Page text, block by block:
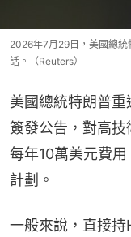
2026年7月29日，美國總
話。（Reuters）
美國總統特朗普
簽發公告，對高
每年10萬美元費
計劃。
一般來說，直接